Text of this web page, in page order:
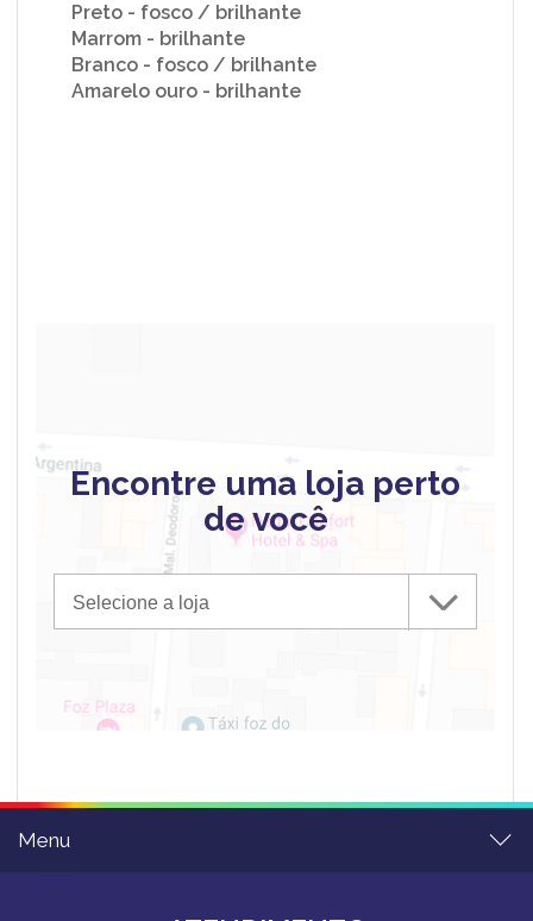
Preto - fosco / brilhante
Marrom - brilhante
Branco - fosco / brilhante
Amarelo ouro - brilhante
Encontre uma loja perto
de você
Selecione a loja
Menu